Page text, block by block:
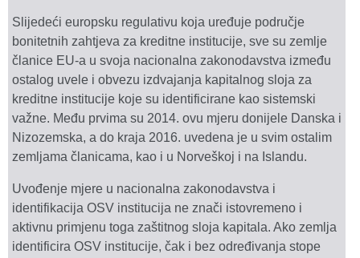
Slijedeći europsku regulativu koja uređuje područje
bonitetnih zahtjeva za kreditne institucije, sve su zemlje
članice EU-a u svoja nacionalna zakonodavstva između
ostalog uvele i obvezu izdvajanja kapitalnog sloja za
kreditne institucije koje su identificirane kao sistemski
važne. Među prvima su 2014. ovu mjeru donijele Danska i
Nizozemska, a do kraja 2016. uvedena je u svim ostalim
zemljama članicama, kao i u Norveškoj i na Islandu.
Uvođenje mjere u nacionalna zakonodavstva i
identifikacija OSV institucija ne znači istovremeno i
aktivnu primjenu toga zaštitnog sloja kapitala. Ako zemlja
identificira OSV institucije, čak i bez određivanja stope